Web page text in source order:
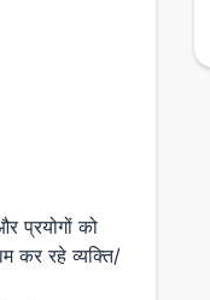
प्रयोगों को
कर रहे व्यक्ति/